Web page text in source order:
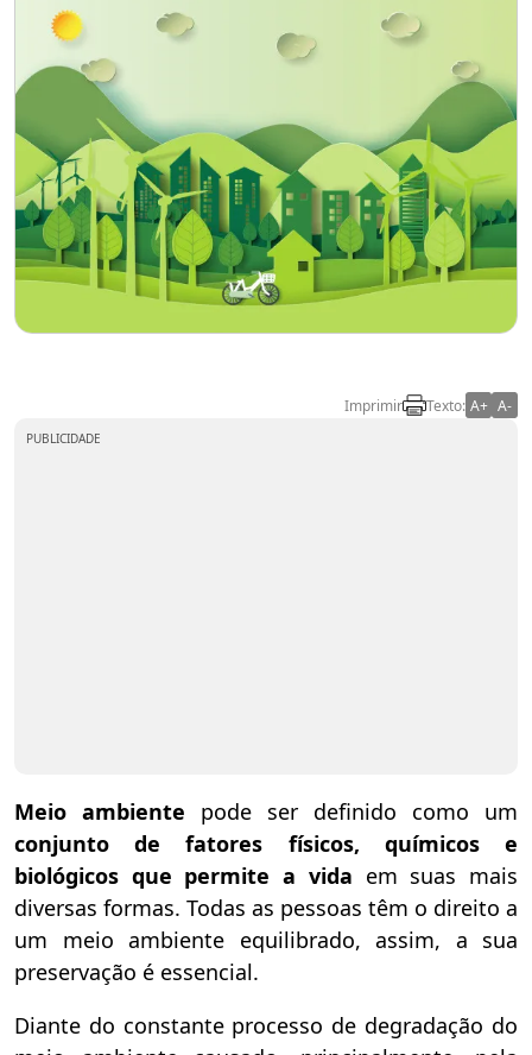
Imprimir Texto: A+ A-
PUBLICIDADE
Meio ambiente pode ser definido como um
conjunto de fatores físicos, químicos e
biológicos que permite a vida em suas mais
diversas formas. Todas as pessoas têm o direito a
um meio ambiente equilibrado, assim, a sua
preservação é essencial.
Diante do constante processo de degradação do